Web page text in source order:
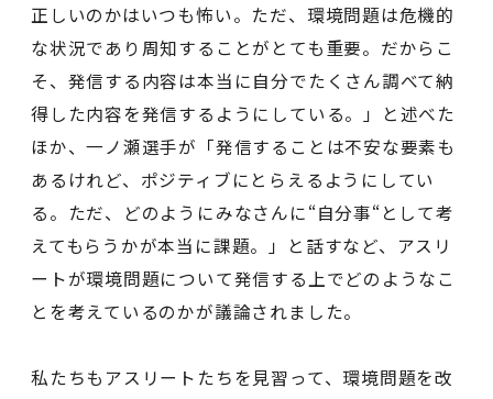
正しいのかはいつも怖い。ただ、環境問題は危機的
な状況であり周知することがとても重要。だからこ
そ、発信する内容は本当に自分でたくさん調べて納
得した内容を発信するようにしている。」と述べた
ほか、一ノ瀬選手が「発信することは不安な要素も
あるけれど、ポジティブにとらえるようにしてい
る。ただ、どのようにみなさんに“自分事“として考
えてもらうかが本当に課題。」と話すなど、アスリ
ートが環境問題について発信する上でどのようなこ
とを考えているのかが議論されました。
私たちもアスリートたちを見習って、環境問題を改